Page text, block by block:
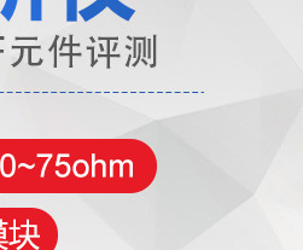
万用表
蓝牙测试仪
过程校验仪
泰克示波器